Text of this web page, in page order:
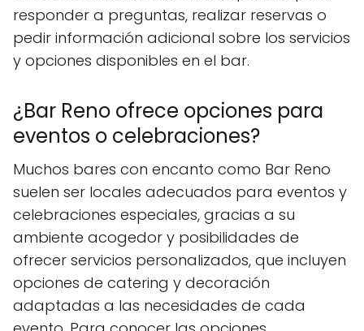
responder a preguntas, realizar reservas o
pedir información adicional sobre los servicios
y opciones disponibles en el bar.
¿Bar Reno ofrece opciones para
eventos o celebraciones?
Muchos bares con encanto como Bar Reno
suelen ser locales adecuados para eventos y
celebraciones especiales, gracias a su
ambiente acogedor y posibilidades de
ofrecer servicios personalizados, que incluyen
opciones de catering y decoración
adaptadas a las necesidades de cada